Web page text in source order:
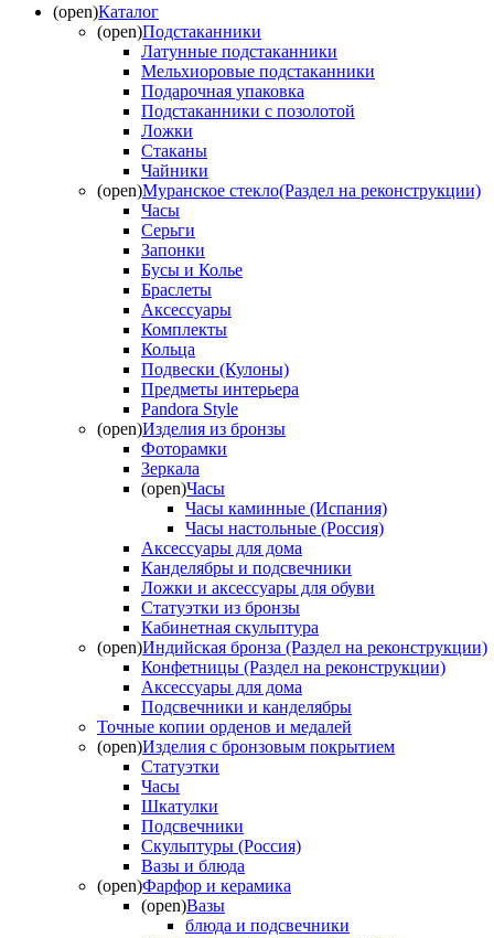
(open)Каталог
(open)Подстаканники
Латунные подстаканники
Мельхиоровые подстаканники
Подарочная упаковка
Подстаканники с позолотой
Ложки
Стаканы
Чайники
(open)Муранское стекло(Раздел на реконструкции)
Часы
Серьги
Запонки
Бусы и Колье
Браслеты
Аксессуары
Комплекты
Кольца
Подвески (Кулоны)
Предметы интерьера
Pandora Style
(open)Изделия из бронзы
Фоторамки
Зеркала
(open)Часы
Часы каминные (Испания)
Часы настольные (Россия)
Аксессуары для дома
Канделябры и подсвечники
Ложки и аксессуары для обуви
Статуэтки из бронзы
Кабинетная скульптура
(open)Индийская бронза (Раздел на реконструкции)
Конфетницы (Раздел на реконструкции)
Аксессуары для дома
Подсвечники и канделябры
Точные копии орденов и медалей
(open)Изделия с бронзовым покрытием
Статуэтки
Часы
Шкатулки
Подсвечники
Скульптуры (Россия)
Вазы и блюда
(open)Фарфор и керамика
(open)Вазы
блюда и подсвечники